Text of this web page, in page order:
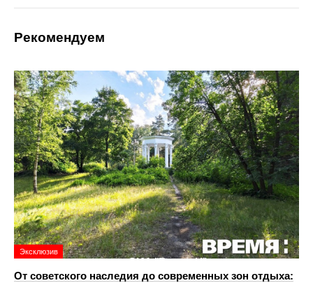
Рекомендуем
Эксклюзив
От советского наследия до современных зон отдыха: